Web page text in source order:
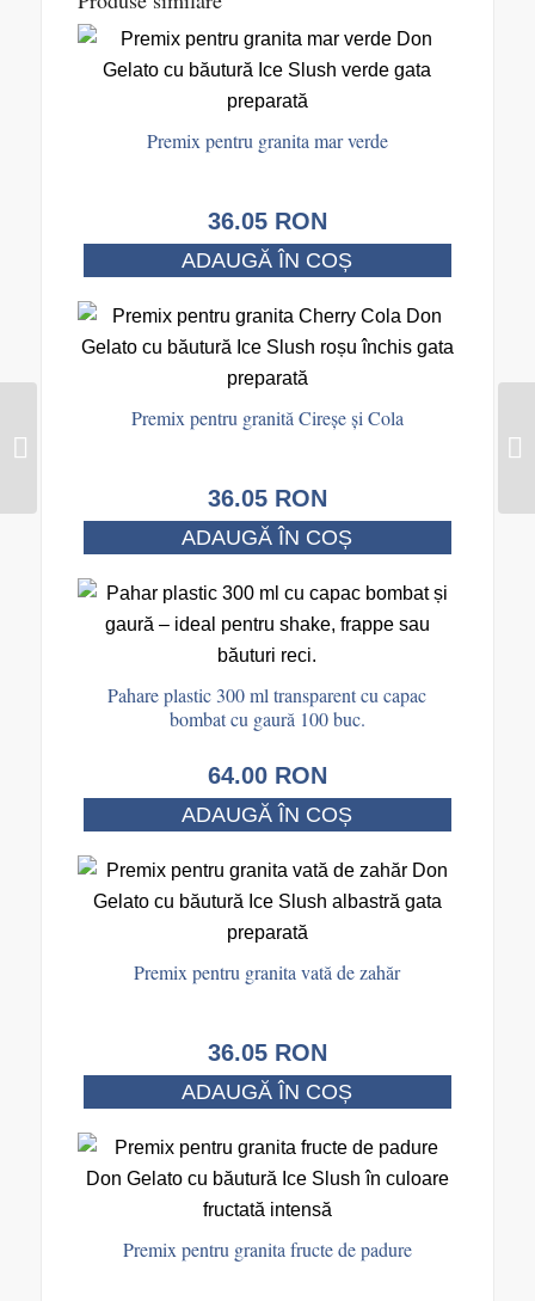
Premix pentru granita mar verde
36.05 RON
ADAUGĂ ÎN COȘ
Premix pentru granită Cireșe și Cola
36.05 RON
ADAUGĂ ÎN COȘ
Pahare plastic 300 ml transparent cu capac
bombat cu gaură 100 buc.
64.00 RON
ADAUGĂ ÎN COȘ
Premix pentru granita vată de zahăr
36.05 RON
ADAUGĂ ÎN COȘ
Premix pentru granita fructe de padure